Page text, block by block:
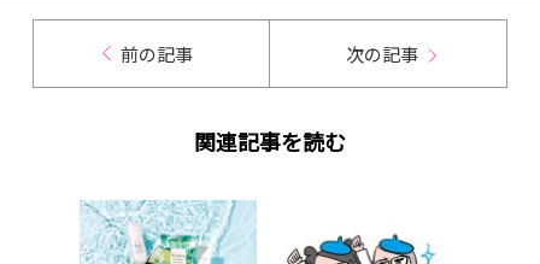
前の記事 次の記事
関連記事を読む